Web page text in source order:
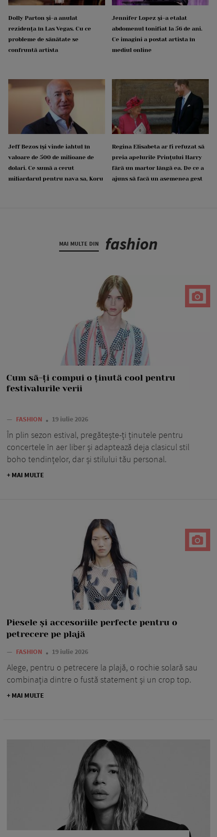
Dolly Parton și-a anulat
rezidența în Las Vegas. Cu ce
probleme de sănătate se
confruntă artista
Jennifer Lopez și-a etalat
abdomenul tonifiat la 56 de ani.
Ce imagini a postat artista în
mediul online
Jeff Bezos își vinde iahtul în
valoare de 500 de milioane de
dolari. Ce sumă a cerut
miliardarul pentru nava sa, Koru
Regina Elisabeta ar fi refuzat să
preia apelurile Prințului Harry
fără un martor lângă ea. De ce a
ajuns să facă un asemenea gest
MAI MULTE DIN fashion
Cum să-ți compui o ținută cool pentru
festivalurile verii
— FASHION 19 iulie 2026
În plin sezon estival, pregătește-ți ținutele pentru
concertele în aer liber și adaptează deja clasicul stil
boho tendințelor, dar și stilului tău personal.
+ MAI MULTE
Piesele și accesoriile perfecte pentru o
petrecere pe plajă
— FASHION 19 iulie 2026
Alege, pentru o petrecere la plajă, o rochie solară sau
combinația dintre o fustă statement și un crop top.
+ MAI MULTE